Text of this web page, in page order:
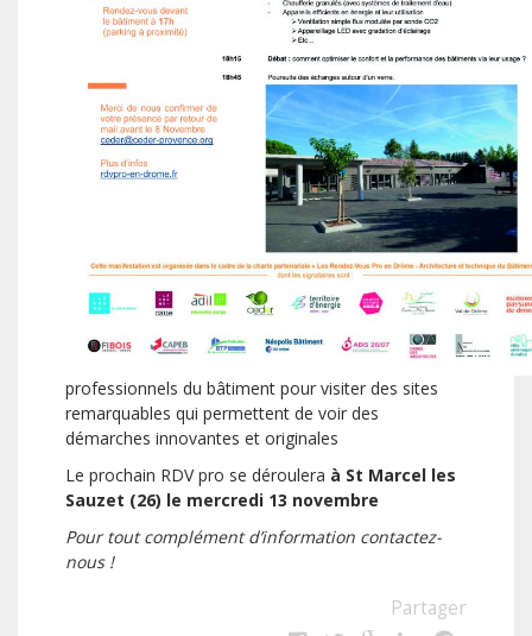
professionnels du bâtiment pour visiter des sites
remarquables qui permettent de voir des
démarches innovantes et originales
Le prochain RDV pro se déroulera à St Marcel les
Sauzet (26) le mercredi 13 novembre
Pour tout complément d’information contactez-
nous !
Partager